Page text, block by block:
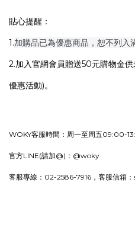
貼心提醒：
1.加購品已為優惠商品，恕不列入
2.加入官網會員贈送50元購物金
優惠活動)。
WOKY客服時間：周一至周五09:00-
官方LINE(請加@)：@woky
客服專線：02-2586-7916，客服信箱